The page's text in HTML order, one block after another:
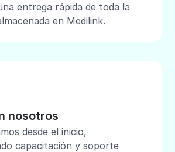
entrega rápida de toda la
en Medilink.
nosotros
desde el inicio,
capacitación y soporte